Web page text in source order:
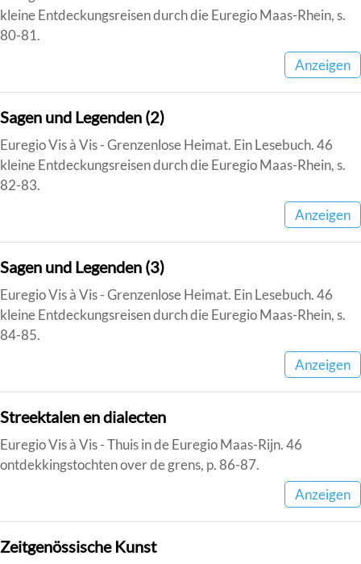
kleine Entdeckungsreisen durch die Euregio Maas-Rhein, s.
80-81.
Anzeigen
Sagen und Legenden (2)
Euregio Vis à Vis - Grenzenlose Heimat. Ein Lesebuch. 46
kleine Entdeckungsreisen durch die Euregio Maas-Rhein, s.
82-83.
Anzeigen
Sagen und Legenden (3)
Euregio Vis à Vis - Grenzenlose Heimat. Ein Lesebuch. 46
kleine Entdeckungsreisen durch die Euregio Maas-Rhein, s.
84-85.
Anzeigen
Streektalen en dialecten
Euregio Vis à Vis - Thuis in de Euregio Maas-Rijn. 46
ontdekkingstochten over de grens, p. 86-87.
Anzeigen
Zeitgenössische Kunst